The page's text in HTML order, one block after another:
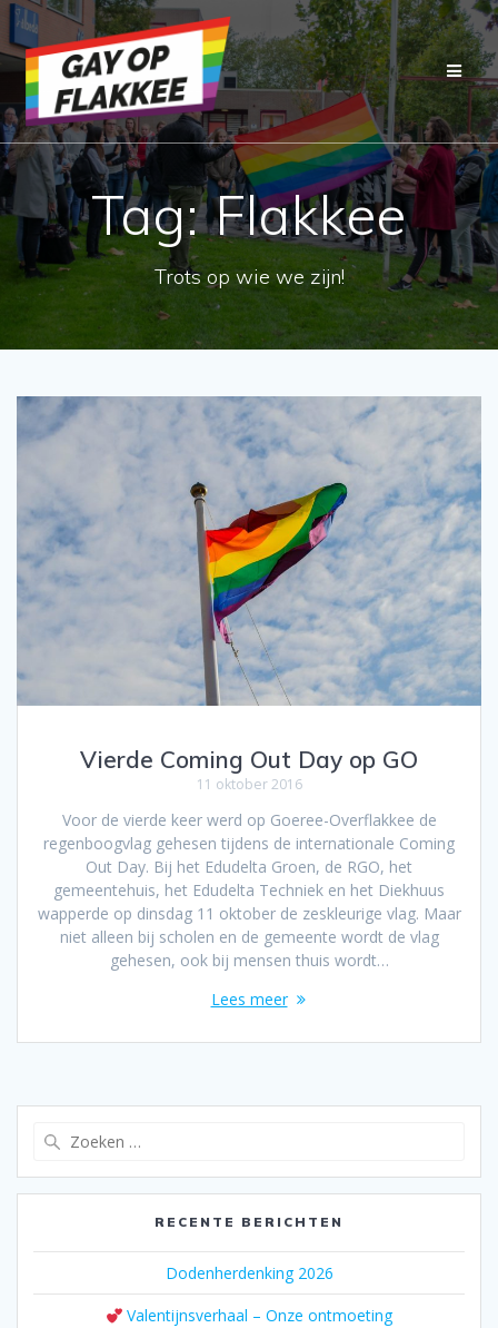
naar
de
inhoud
Tag:Flakkee
Trots op wie we zijn!
Vierde Coming Out Day op GO
11 oktober 2016
Voor de vierde keer werd op Goeree-Overflakkee de
regenboogvlag gehesen tijdens de internationale Coming
Out Day. Bij het Edudelta Groen, de RGO, het
gemeentehuis, het Edudelta Techniek en het Diekhuus
wapperde op dinsdag 11 oktober de zeskleurige vlag. Maar
niet alleen bij scholen en de gemeente wordt de vlag
gehesen, ook bij mensen thuis wordt…
Lees meer
RECENTE BERICHTEN
Dodenherdenking 2026
Valentijnsverhaal – Onze ontmoeting